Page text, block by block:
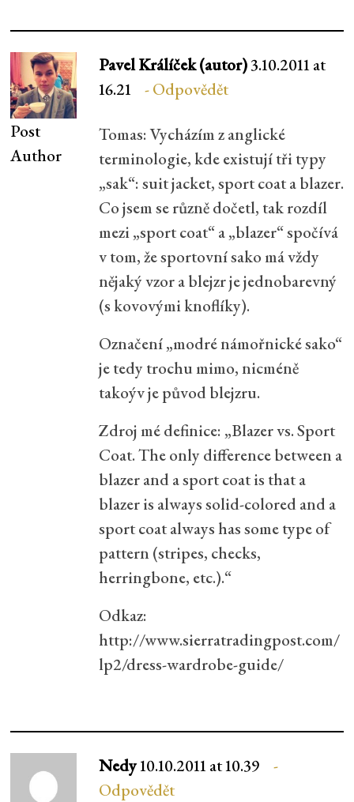
Post
Author
Pavel Králíček (autor)3.10.2011 at
16.21
Odpovědět
Tomas: Vycházím z anglické
terminologie, kde existují tři typy
„sak“: suit jacket, sport coat a blazer.
Co jsem se různě dočetl, tak rozdíl
mezi „sport coat“ a „blazer“ spočívá
v tom, že sportovní sako má vždy
nějaký vzor a blejzr je jednobarevný
(s kovovými knoflíky).
Označení „modré námořnické sako“
je tedy trochu mimo, nicméně
takoýv je původ blejzru.
Zdroj mé definice: „Blazer vs. Sport
Coat. The only difference between a
blazer and a sport coat is that a
blazer is always solid-colored and a
sport coat always has some type of
pattern (stripes, checks,
herringbone, etc.).“
Odkaz:
http://www.sierratradingpost.com/
lp2/dress-wardrobe-guide/
Nedy10.10.2011 at 10.39
Odpovědět